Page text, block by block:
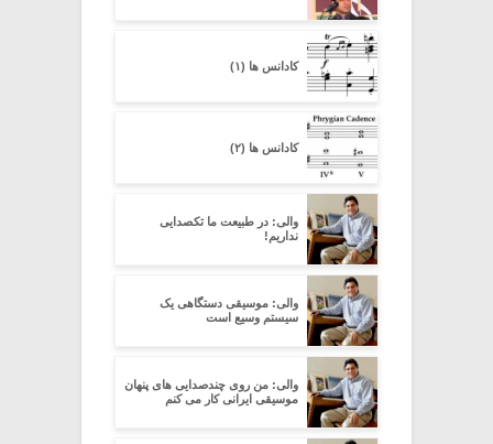
کادانس ها (۱)
کادانس ها (۲)
والی: در طبیعت ما تکصدایی
نداریم!
والی: موسیقی دستگاهی یک
سیستم وسیع است
والی: من روی چندصدایی های پنهان
موسیقی ایرانی کار می کنم